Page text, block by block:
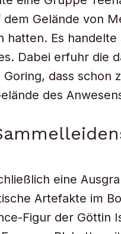
Gelände von
Es
Dabei erfuhr die
dass schon
des
eine
Artefakte im
Figur der Göttin